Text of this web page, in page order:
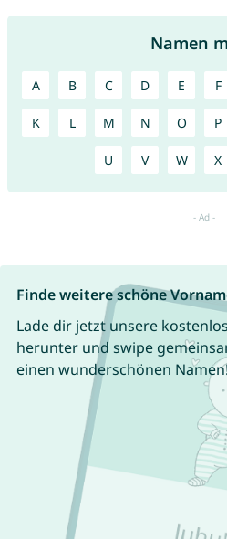
Namen
A B C D E F
K L M N O P
U V W X
Finde weitere schöne
Lade dir jetzt unsere
herunter und swipe
einen wunderschönen